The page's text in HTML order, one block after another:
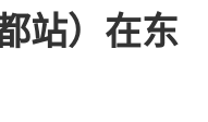
站）在东